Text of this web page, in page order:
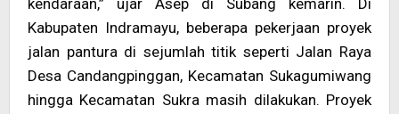
kendaraan,” ujar Asep di Subang kemarin. Di
Kabupaten Indramayu, beberapa pekerjaan proyek
jalan pantura di sejumlah titik seperti Jalan Raya
Desa Candangpinggan, Kecamatan Sukagumiwang
hingga Kecamatan Sukra masih dilakukan. Proyek